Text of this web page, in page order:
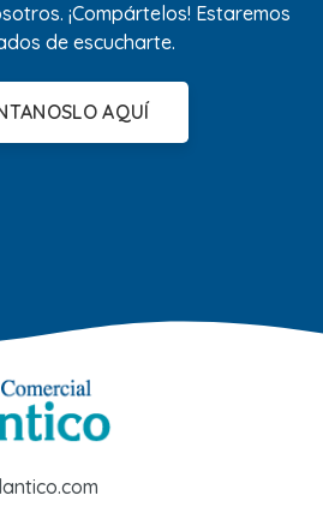
¡Compártelos! Estaremos
de escucharte.
AQUÍ